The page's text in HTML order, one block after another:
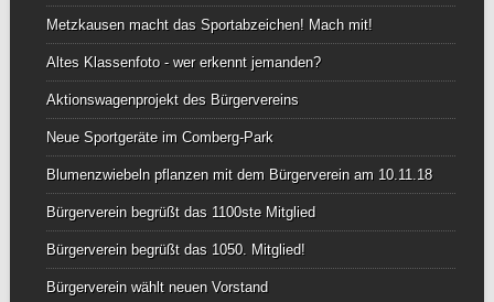
Metzkausen macht das Sportabzeichen! Mach mit!
Altes Klassenfoto - wer erkennt jemanden?
Aktionswagenprojekt des Bürgervereins
Neue Sportgeräte im Comberg-Park
Blumenzwiebeln pflanzen mit dem Bürgerverein am 10.11.18
Bürgerverein begrüßt das 1100ste Mitglied
Bürgerverein begrüßt das 1050. Mitglied!
Bürgerverein wählt neuen Vorstand